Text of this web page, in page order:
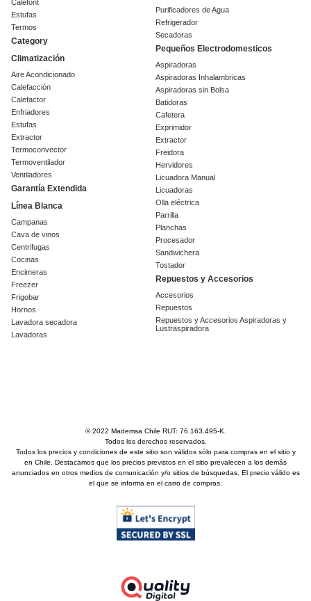
Calefont
Estufas
Termos
Category
Climatización
Aire Acondicionado
Calefacción
Calefactor
Enfriadores
Estufas
Extractor
Termoconvector
Termoventilador
Ventiladores
Garantía Extendida
Línea Blanca
Campanas
Cava de vinos
Centrifugas
Cocinas
Encimeras
Freezer
Frigobar
Hornos
Lavadora secadora
Lavadoras
Purificadores de Agua
Refrigerador
Secadoras
Pequeños Electrodomesticos
Aspiradoras
Aspiradoras Inhalambricas
Aspiradoras sin Bolsa
Batidoras
Cafetera
Exprimidor
Extractor
Freidora
Hervidores
Licuadora Manual
Licuadoras
Olla eléctrica
Parrilla
Planchas
Procesador
Sandwichera
Tostador
Repuestos y Accesorios
Accesorios
Repuestos
Repuestos y Accesorios Aspiradoras y
Lustraspiradora
© 2022 Mademsa Chile RUT: 76.163.495-K.
Todos los derechos reservados.
Todos los precios y condiciones de este sitio son válidos sólo para compras en el sitio y
en Chile. Destacamos que los precios previstos en el sitio prevalecen a los demás
anunciados en otros medios de comunicación y/o sitios de búsquedas. El precio válido es
el que se informa en el carro de compras.